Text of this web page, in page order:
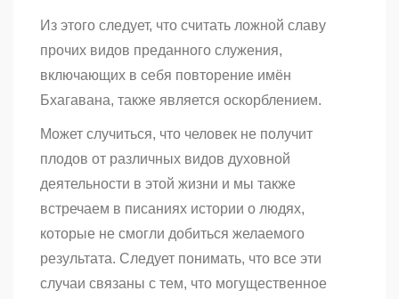
Из этого следует, что считать ложной славу
прочих видов преданного служения,
включающих в себя повторение имён
Бхагавана, также является оскорблением.
Может случиться, что человек не получит
плодов от различных видов духовной
деятельности в этой жизни и мы также
встречаем в писаниях истории о людях,
которые не смогли добиться желаемого
результата. Следует понимать, что все эти
случаи связаны с тем, что могущественное